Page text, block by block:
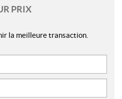
PRIX
la meilleure transaction.